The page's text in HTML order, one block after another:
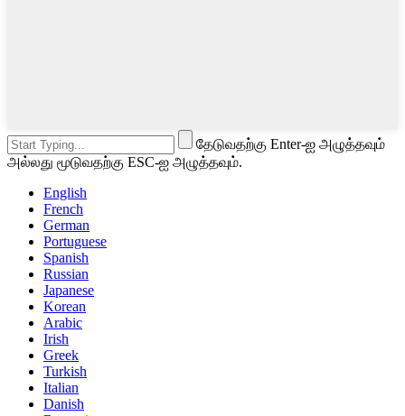
தேடுவதற்கு Enter-ஐ அழுத்தவும்
அல்லது மூடுவதற்கு ESC-ஐ அழுத்தவும்.
English
French
German
Portuguese
Spanish
Russian
Japanese
Korean
Arabic
Irish
Greek
Turkish
Italian
Danish